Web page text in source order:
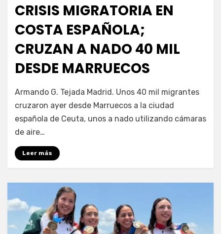
CRISIS MIGRATORIA EN
COSTA ESPAÑOLA;
CRUZAN A NADO 40 MIL
DESDE MARRUECOS
Fernando Miranda Servín
Armando G. Tejada Madrid. Unos 40 mil migrantes
cruzaron ayer desde Marruecos a la ciudad
española de Ceuta, unos a nado utilizando cámaras
de aire…
Leer más